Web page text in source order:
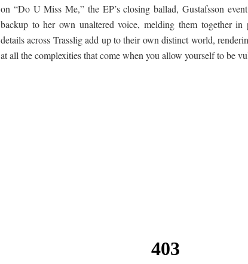
on “Do U Miss Me,” the EP’s closing ballad, Gustafsson
backup to her own unaltered voice, melding them together in
details across Trasslig add up to their own distinct world,
at all the complexities that come when you allow yourself to be